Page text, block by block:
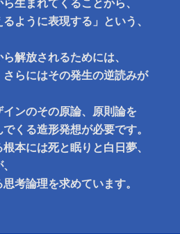
生まれてくることから、
ように表現する」という、
解放されるためには、
らにはその発生の逆読みが
ンのその原論、原則論を
くる造形発想が必要です。
本には死と眠りと白日夢、
考論理を求めています。